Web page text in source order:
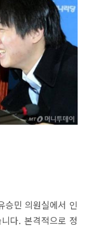
승민 의원실에서 인
다. 본격적으로 정